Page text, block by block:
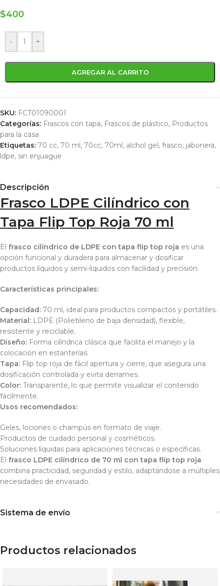
$400
- +
AGREGAR AL CARRITO
SKU: FCT01090001
Categorías: Frascos con tapa, Frascos de plástico, Productos
para la casa
Etiquetas: 70 cc, 70 ml, 70cc, 70ml, alchol gel, frasco, jabonera,
ldpe, sin enjuague
Descripción
Frasco LDPE Cilíndrico con
Tapa Flip Top Roja 70 ml
El frasco cilíndrico de LDPE con tapa flip top roja es una
opción funcional y duradera para almacenar y dosificar
productos líquidos y semi-líquidos con facilidad y precisión.
Características principales:
Capacidad: 70 ml, ideal para productos compactos y portátiles.
Material: LDPE (Polietileno de baja densidad), flexible,
resistente y reciclable.
Diseño: Forma cilíndrica clásica que facilita el manejo y la
colocación en estanterías.
Tapa: Flip top roja de fácil apertura y cierre, que asegura una
dosificación controlada y evita derrames.
Color: Transparente, lo que permite visualizar el contenido
fácilmente.
Usos recomendados:
Geles, lociones o champús en formato de viaje.
Productos de cuidado personal y cosméticos.
Soluciones líquidas para aplicaciones técnicas o específicas.
El frasco LDPE cilíndrico de 70 ml con tapa flip top roja
combina practicidad, seguridad y estilo, adaptándose a múltiples
necesidades de envasado.
Sistema de envío
Productos relacionados